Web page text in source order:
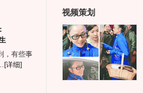
，有些事
[详细]
视频策划